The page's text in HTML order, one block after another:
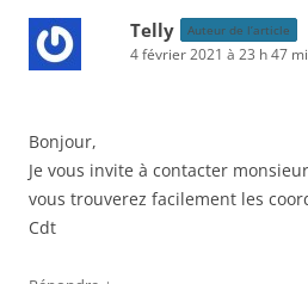
Telly Auteur de l’article
4 février 2021 à 23 h 47
Bonjour,
Je vous invite à contacter
vous trouverez facilement les
Cdt